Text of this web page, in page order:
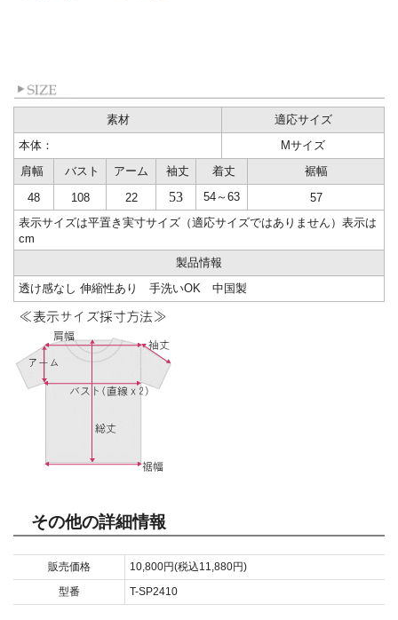
素材
適応サイズ
本体：
Mサイズ
肩幅
バスト アーム 袖丈 着丈
裾幅
48
108 22 53 54～63
57
表示サイズは平置き実寸サイズ（適応サイズではありません）表示は
cm
製品情報
透け感なし 伸縮性あり 手洗いOK 中国製
その他の詳細情報
販売価格
10,800円(税込11,880円)
型番
T-SP2410